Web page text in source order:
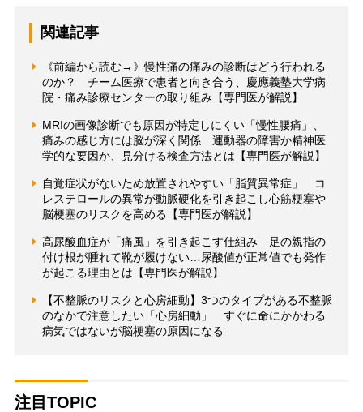
関連記事
《前編から読む→》慢性痛の痛みの診断はどう行われる
のか？ チーム医療で患者と向き合う、慶應義塾大学病
院・痛み診療センターの取り組み【専門医が解説】
MRIの画像診断でも原因が特定しにくい「慢性腰痛」、
痛みの感じ方には脳が深く関係 運動器の障害か精神医
学的な要因か、見分ける検査方法とは【専門医が解説】
自覚症状がないため放置されやすい「脂質異常症」 コ
レステロールの異常が動脈硬化を引き起こし心筋梗塞や
脳梗塞のリスクを高める【専門医が解説】
高尿酸血症が「痛風」を引き起こす仕組み 足の親指の
付け根が腫れて靴が履けない…尿酸値が正常値でも発作
が起こる理由とは【専門医が解説】
【不整脈のリスクと心房細動】3つのタイプがある不整脈
のなかで注意したい「心房細動」 すぐに命にかかわる
病気ではないが脳梗塞の原因になる
注目TOPIC